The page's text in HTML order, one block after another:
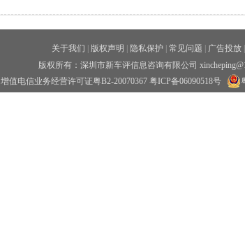
关于我们 版权声明 隐私保护 常见问题 广告投放
版权所有：深圳市新车评信息咨询有限公司
增值电信业务经营许可证粤B2-20070367 粤ICP备06090518号